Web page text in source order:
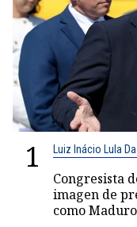
1 Luiz Inácio Lula
Congresista
imagen de
como